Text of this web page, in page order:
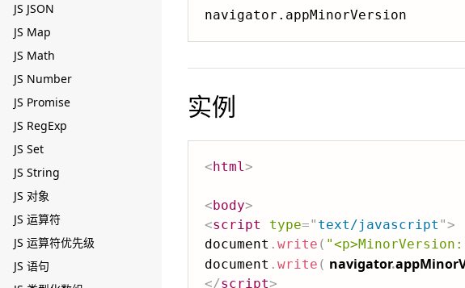
JS JSON
JS Map
JS Math
JS Number
JS Promise
JS RegExp
JS Set
JS String
JS 对象
JS 运算符
JS 运算符优先级
JS 语句
navigator.appMinorVersion
实例
<html>
<body>
<script type=" text/javascript ">
document . write (
document . write ( navigator.
</script>